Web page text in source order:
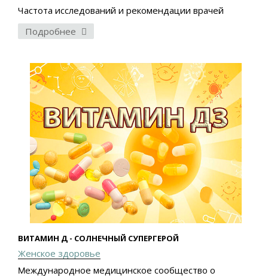
Частота исследований и рекомендации врачей
Подробнее
ВИТАМИН Д - СОЛНЕЧНЫЙ СУПЕРГЕРОЙ
Женское здоровье
Международное медицинское сообщество о